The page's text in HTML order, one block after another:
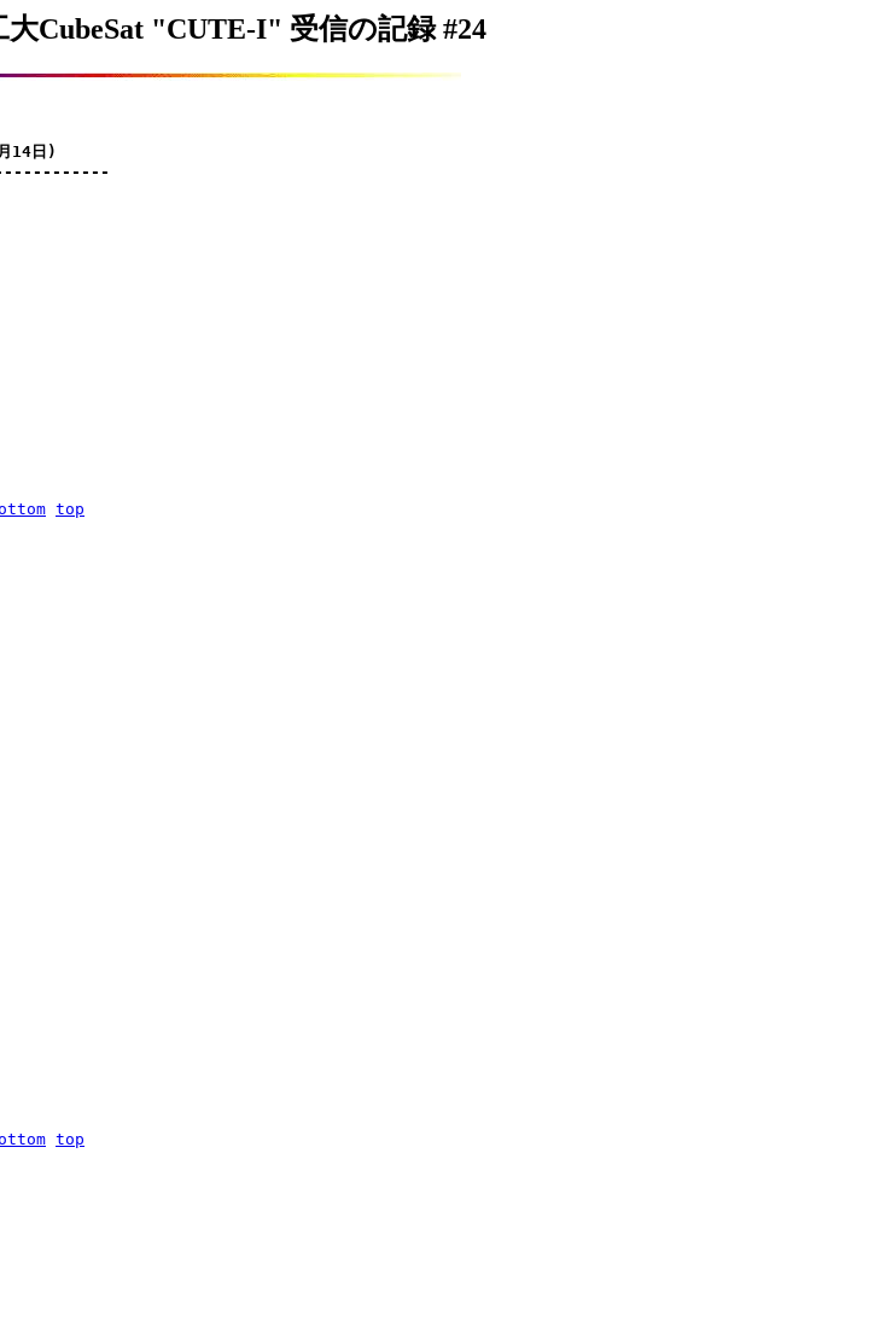
CubeSat "CUTE-I" 受信の記録 #24
14日)
top
top